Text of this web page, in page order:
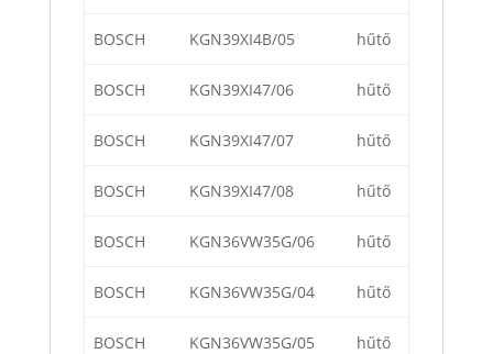
BOSCH KGN39XI4B/05 hűtő
BOSCH KGN39XI47/06 hűtő
BOSCH KGN39XI47/07 hűtő
BOSCH KGN39XI47/08 hűtő
BOSCH KGN36VW35G/06 hűtő
BOSCH KGN36VW35G/04 hűtő
BOSCH KGN36VW35G/05 hűtő